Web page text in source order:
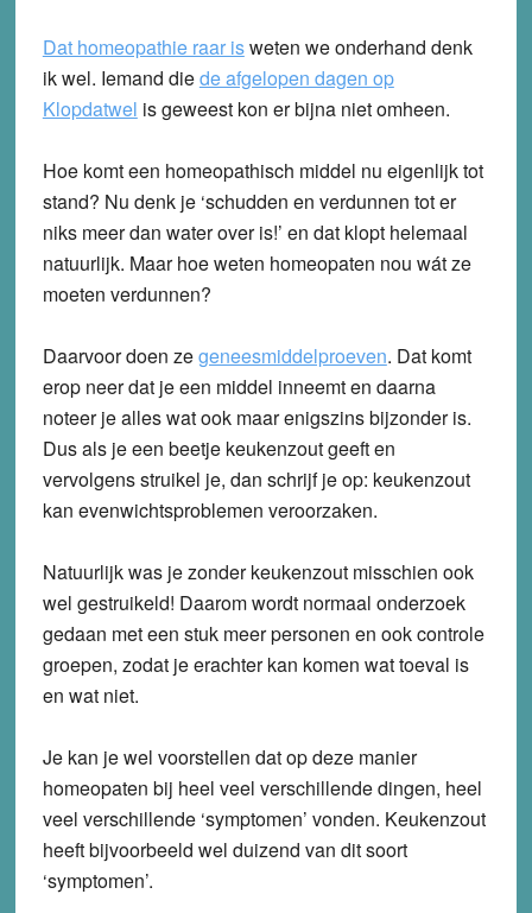
Dat homeopathie raar isweten we onderhand denk
ik wel. Iemand diede afgelopen dagen op
Klopdatwel is geweest kon er bijna niet omheen.
Hoe komt een homeopathisch middel nu eigenlijk tot
stand? Nu denk je ‘schudden en verdunnen tot er
niks meer dan water over is!’ en dat klopt helemaal
natuurlijk. Maar hoe weten homeopaten nou wát ze
moeten verdunnen?
Daarvoor doen zegeneesmiddelproeven. Dat komt
erop neer dat je een middel inneemt en daarna
noteer je alles wat ook maar enigszins bijzonder is.
Dus als je een beetje keukenzout geeft en
vervolgens struikel je, dan schrijf je op: keukenzout
kan evenwichtsproblemen veroorzaken.
Natuurlijk was je zonder keukenzout misschien ook
wel gestruikeld! Daarom wordt normaal onderzoek
gedaan met een stuk meer personen en ook controle
groepen, zodat je erachter kan komen wat toeval is
en wat niet.
Je kan je wel voorstellen dat op deze manier
homeopaten bij heel veel verschillende dingen, heel
veel verschillende ‘symptomen’ vonden. Keukenzout
heeft bijvoorbeeld wel duizend van dit soort
‘symptomen’.